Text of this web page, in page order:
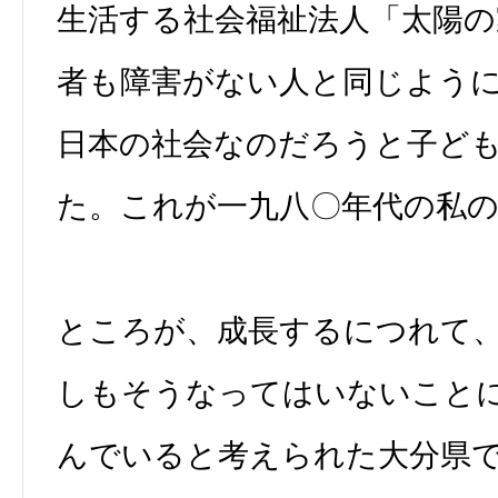
生活する社会福祉法人「太陽
者も障害がない人と同じよう
日本の社会なのだろうと子ど
た。これが一九八〇年代の私
ところが、成長するにつれて
しもそうなってはいないこと
んでいると考えられた大分県